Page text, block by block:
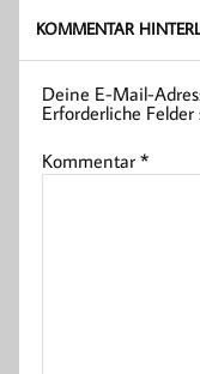
KOMMENTAR
Deine E-Mail-
Erforderliche
Kommentar*